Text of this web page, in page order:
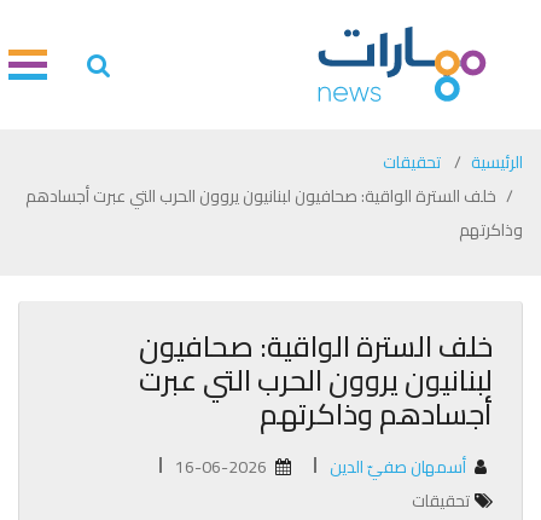
الرئيسية
تحقيقات
خلف السترة الواقية: صحافيون لبنانيون يروون الحرب التي عبرت أجسادهم
وذاكرتهم
خلف السترة الواقية: صحافيون
لبنانيون يروون الحرب التي عبرت
أجسادهم وذاكرتهم
أسمهان صفيّ الدين
تحقيقات